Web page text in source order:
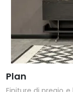
Plan